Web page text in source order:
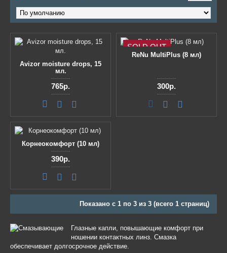
Avizor moisture drops, 15
мл.
765р.
SOLD OUT
ReNu MultiPlus (8 мл)
300р.
Корнеокомфорт (10 мл)
390р.
Показано с 1 по 3 из 3 (всего 1 страниц)
Глазные капли, повышающие комфорт при
ношении контактных линз. Смазка
обеспечивает долгосрочное действие.